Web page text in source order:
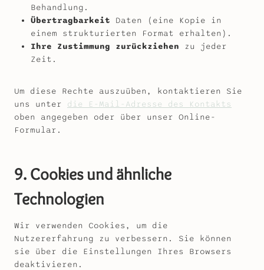
Behandlung.
Übertragbarkeit Daten (eine Kopie in
einem strukturierten Format erhalten).
Ihre Zustimmung zurückziehen zu jeder
Zeit.
Um diese Rechte auszuüben, kontaktieren Sie
uns unter die E-Mail-Adresse des Kontakts
oben angegeben oder über unser Online-
Formular.
9. Cookies und ähnliche
Technologien
Wir verwenden Cookies, um die
Nutzererfahrung zu verbessern. Sie können
sie über die Einstellungen Ihres Browsers
deaktivieren.